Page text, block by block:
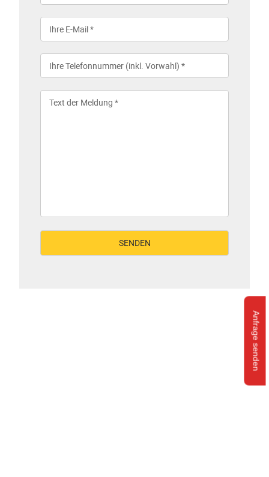
Anfrage senden